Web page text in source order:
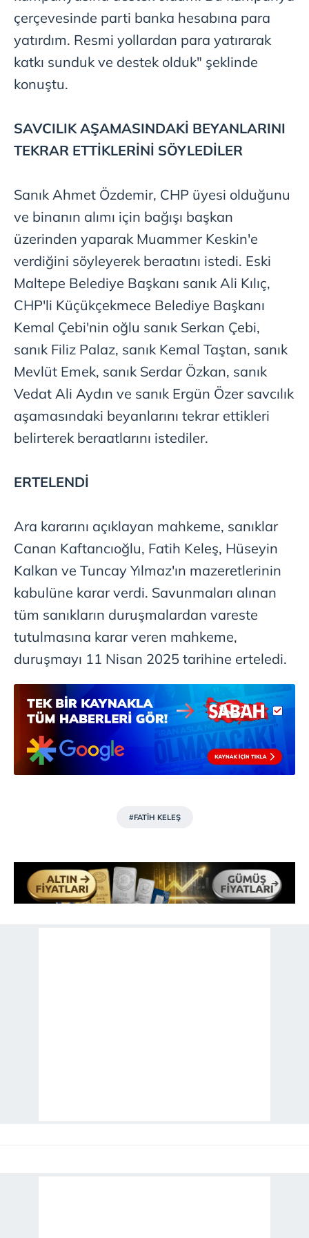
kılınması ve kişiselleştirilmesi ve sizlere yönelik
reklam/pazarlama faaliyetlerinin yapılması, amaçlarıyla
sınırlı olarak açık rızanız dahilinde kullanılacaktır.
Çerezlere ilişkin tercihlerinizi aşağıda yer alan panel
vasıtasıyla belirleyebilirsiniz. Çerezlere ilişkin detaylı bilgi
Metnimizi ziyaret edebilirsiniz.
6698 sayılı Kişisel Verilerin Korunması Kanunu uyarınca
ilgili mevzuata uygun olarak kullanılan çerezlerle ilgili bilgi
almak için lütfentıklayınız
çerçevesinde parti banka hesabına para
yatırdım. Resmi yollardan para yatırarak
katkı sunduk ve destek olduk" şeklinde
konuştu.
SAVCILIK AŞAMASINDAKİ BEYANLARINI
TEKRAR ETTİKLERİNİ SÖYLEDİLER
Sanık Ahmet Özdemir, CHP üyesi olduğunu
ve binanın alımı için bağışı başkan
üzerinden yaparak Muammer Keskin'e
verdiğini söyleyerek beraatını istedi. Eski
Maltepe Belediye Başkanı sanık Ali Kılıç,
CHP'li Küçükçekmece Belediye Başkanı
Kemal Çebi'nin oğlu sanık Serkan Çebi,
sanık Filiz Palaz, sanık Kemal Taştan, sanık
Mevlüt Emek, sanık Serdar Özkan, sanık
Vedat Ali Aydın ve sanık Ergün Özer savcılık
aşamasındaki beyanlarını tekrar ettikleri
belirterek beraatlarını istediler.
ERTELENDİ
Ara kararını açıklayan mahkeme, sanıklar
Canan Kaftancıoğlu, Fatih Keleş, Hüseyin
Kalkan ve Tuncay Yılmaz'ın mazeretlerinin
kabulüne karar verdi. Savunmaları alınan
tüm sanıkların duruşmalardan vareste
tutulmasına karar veren mahkeme,
duruşmayı 11 Nisan 2025 tarihine erteledi.
#FATİH KELEŞ